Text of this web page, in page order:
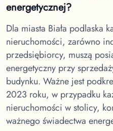
energetycznej?
Dla miasta Biała podlaska
nieruchomości, zarówno
przedsiębiorcy, muszą
energetyczny przy
budynku. Ważne jest
2023 roku, w przypadku
nieruchomości w stolicy,
ważnego świadectwa